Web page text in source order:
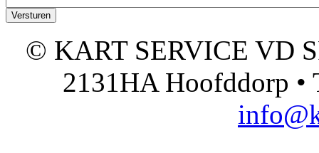
© KART SERVICE VD
2131HA Hoofddorp •